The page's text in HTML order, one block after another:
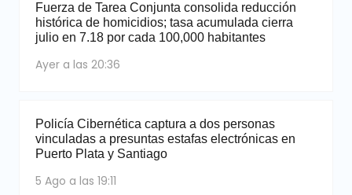
Fuerza de Tarea Conjunta consolida reducción
histórica de homicidios; tasa acumulada cierra
julio en 7.18 por cada 100,000 habitantes
Ayer a las 20:36
Policía Cibernética captura a dos personas
vinculadas a presuntas estafas electrónicas en
Puerto Plata y Santiago
5 Ago a las 19:11